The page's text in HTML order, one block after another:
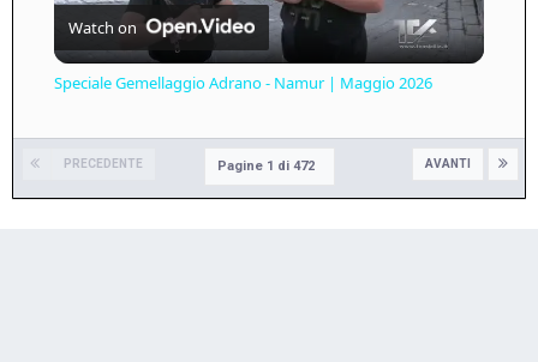
Video
Watch on
Speciale Gemellaggio Adrano - Namur | Maggio 2026
PRECEDENTE AVANTI
Pagine 1 di 472